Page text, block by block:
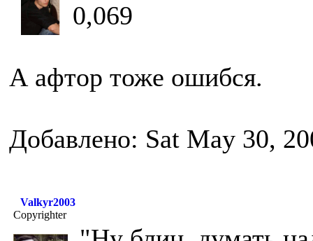
0,069
А афтор тоже ошибся.
Добавлено: Sat May 30,
Valkyr2003
Copyrighter